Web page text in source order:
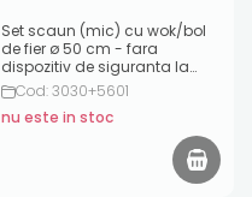
Set scaun (mic) cu wok/bol
de fier ø 50 cm - fara
dispozitiv de siguranta la
aprindere
Cod: 3030+5601
nu este in stoc